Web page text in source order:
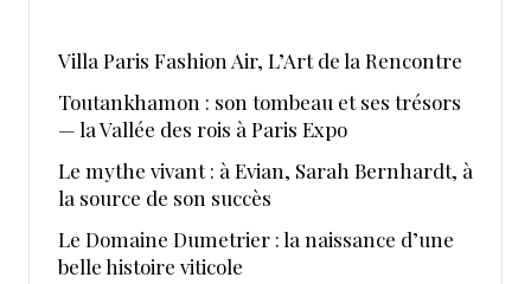
​Villa Paris Fashion Air, ​L’Art de la Rencontre
Toutankhamon : son tombeau et ses trésors
— la Vallée des rois à Paris Expo
Le mythe vivant : à Evian, Sarah Bernhardt, à
la source de son succès
Le Domaine Dumetrier : la naissance d’une
belle histoire viticole